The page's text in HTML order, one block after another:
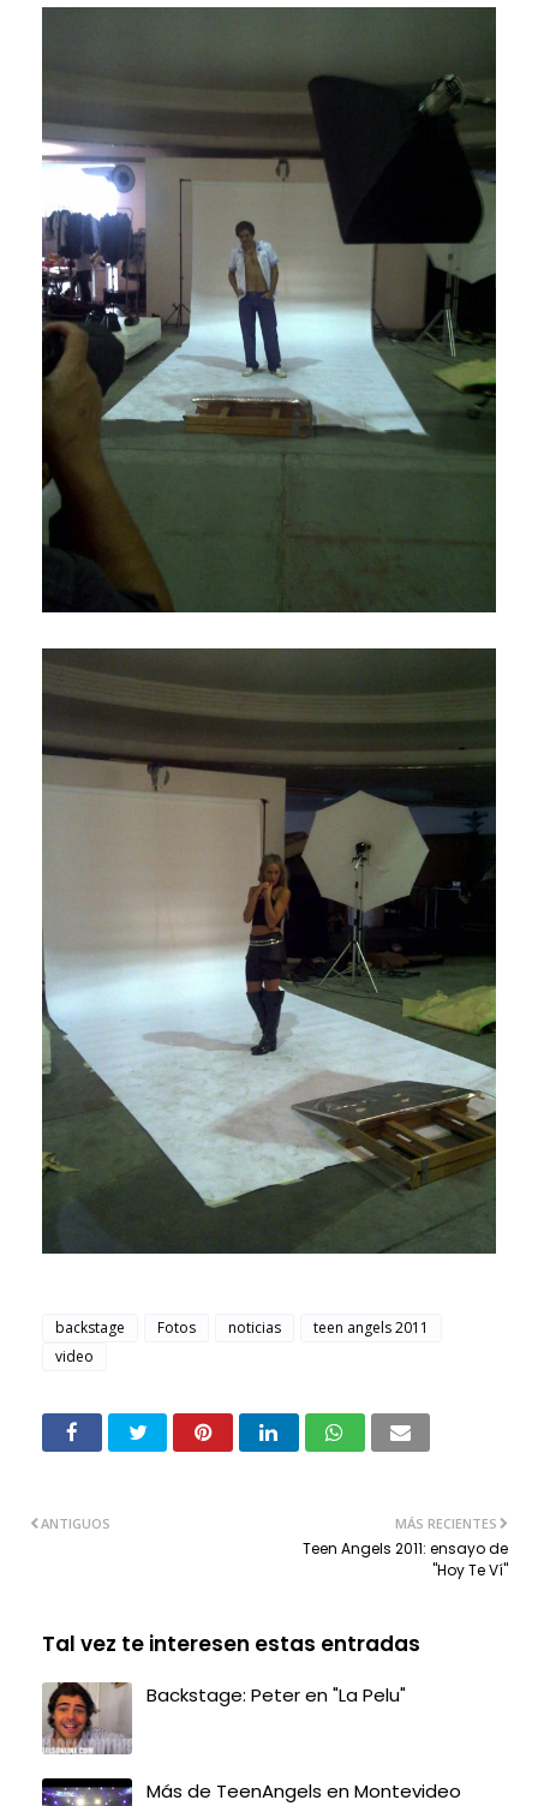
backstage Fotos noticias
teen angels 2011
video
MÁS RECIENTES
Teen Angels 2011: ensayo de
"Hoy Te Ví"
ANTIGUOS
Tal vez te interesen estas entradas
Backstage: Peter en "La Pelu"
Más de TeenAngels en Montevideo